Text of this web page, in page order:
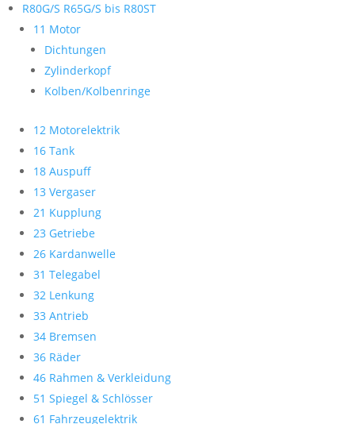
R80G/S R65G/S bis R80ST
11 Motor
Dichtungen
Zylinderkopf
Kolben/Kolbenringe
12 Motorelektrik
16 Tank
18 Auspuff
13 Vergaser
21 Kupplung
23 Getriebe
26 Kardanwelle
31 Telegabel
32 Lenkung
33 Antrieb
34 Bremsen
36 Räder
46 Rahmen & Verkleidung
51 Spiegel & Schlösser
61 Fahrzeugelektrik